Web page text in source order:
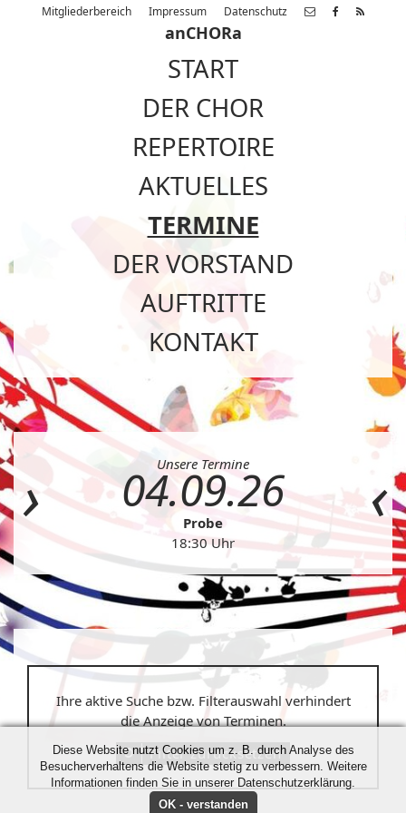
Mitgliederbereich Impressum Datenschutz
anCHORa
START
DER CHOR
REPERTOIRE
AKTUELLES
TERMINE
DER VORSTAND
AUFTRITTE
KONTAKT
Unsere Termine
04.09.26
Probe
18:30 Uhr
Ihre aktive Suche bzw. Filterauswahl verhindert
die Anzeige von Terminen.
Filter zurücksetzen
Diese Website nutzt Cookies um z. B. durch Analyse des
Besucherverhaltens die Website stetig zu verbessern. Weitere
Informationen finden Sie in unserer Datenschutzerklärung.